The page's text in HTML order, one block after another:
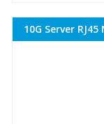
10G Server